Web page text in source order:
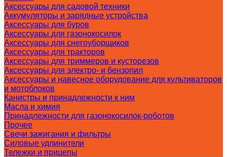
Аксессуары для садовой техники
Аккумуляторы и зарядные устройства
Аксессуары для буров
Аксессуары для газонокосилок
Аксессуары для снегоуборщиков
Аксессуары для тракторов
Аксессуары для триммеров и кусторезов
Аксессуары для электро- и бензопил
Аксессуары и навесное оборудование для культиваторов
и мотоблоков
Канистры и принадлежности к ним
Масла и химия
Принадлежности для газонокосилок-роботов
Прочее
Свечи зажигания и фильтры
Силовые удлинители
Тележки и прицепы